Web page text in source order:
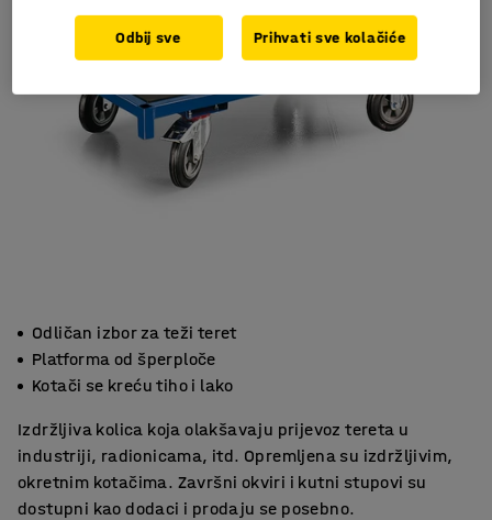
Odličan izbor za teži teret
Platforma od šperploče
Kotači se kreću tiho i lako
Izdržljiva kolica koja olakšavaju prijevoz tereta u
industriji, radionicama, itd. Opremljena su izdržljivim,
okretnim kotačima. Završni okviri i kutni stupovi su
dostupni kao dodaci i prodaju se posebno.
Odbij sve Prihvati sve kolačiće